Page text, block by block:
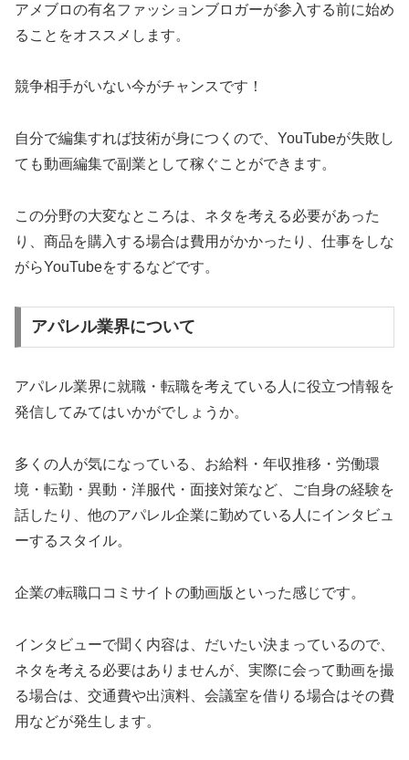
アメブロの有名ファッションブロガーが参入する前に始め
ることをオススメします。
競争相手がいない今がチャンスです！
自分で編集すれば技術が身につくので、YouTubeが失敗し
ても動画編集で副業として稼ぐことができます。
この分野の大変なところは、ネタを考える必要があった
り、商品を購入する場合は費用がかかったり、仕事をしな
がらYouTubeをするなどです。
アパレル業界について
アパレル業界に就職・転職を考えている人に役立つ情報を
発信してみてはいかがでしょうか。
多くの人が気になっている、お給料・年収推移・労働環
境・転勤・異動・洋服代・面接対策など、ご自身の経験を
話したり、他のアパレル企業に勤めている人にインタビュ
ーするスタイル。
企業の転職口コミサイトの動画版といった感じです。
インタビューで聞く内容は、だいたい決まっているので、
ネタを考える必要はありませんが、実際に会って動画を撮
る場合は、交通費や出演料、会議室を借りる場合はその費
用などが発生します。